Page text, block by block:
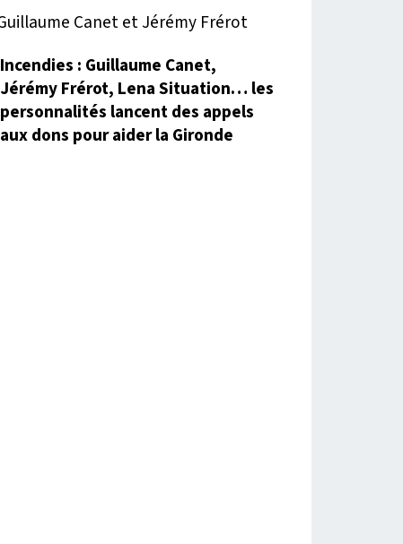
Incendies : Guillaume Canet,
Jérémy Frérot, Lena Situation… les
personnalités lancent des appels
aux dons pour aider la Gironde